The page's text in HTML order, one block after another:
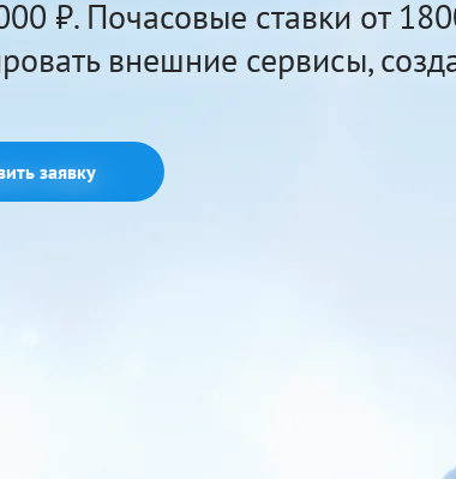
₽. Почасовые ставки от
внешние сервисы,
заявку